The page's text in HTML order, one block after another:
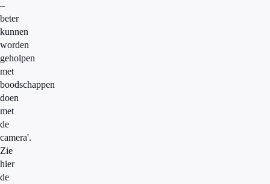
–
beter
kunnen
worden
geholpen
met
boodschappen
doen
met
de
camera'.
Zie
hier
de